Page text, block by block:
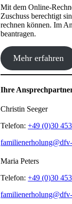
Mit dem Online-
Zuschuss berechtigt
rechnen können. Im
beantragen.
Mehr erfahren
Ihre
Christin Seeger
Telefon:+49 (0)30
Maria Peters
Telefon:+49 (0)30